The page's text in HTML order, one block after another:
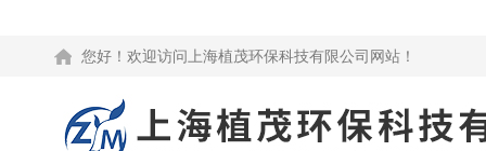
您好！欢迎访问上海植茂环保科技有限公司网站！